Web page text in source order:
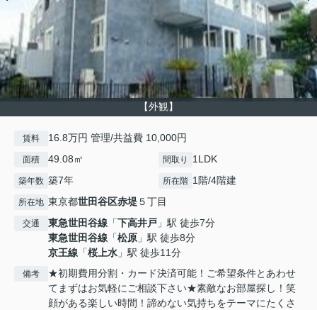
【外観】
賃料 16.8万円 管理/共益費 10,000円
面積 49.08㎡ 間取り 1LDK
築年数 築7年 所在階 1階/4階建
所在地 東京都世田谷区赤堤５丁目
交通 東急世田谷線 「下高井戸 」駅 徒歩7分
東急世田谷線 「松原 」駅 徒歩8分
京王線 「桜上水 」駅 徒歩11分
備考
★初期費用分割・カード決済可能！ご希望条件とあわせ
てまずはお気軽にご相談下さい★素敵なお部屋探し！笑
顔がある楽しい時間！諦めない気持ちをテーマにたくさ